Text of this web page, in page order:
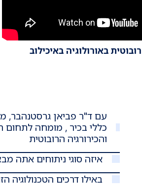
באורולוגיה באיכילוב
עם ד"ר פביאן גרסטנהבר,
כללי בכיר , מומחה לתחום
והכירורגיה הרובוטית
איזה סוגי ניתוחים אתה
באילו דרכים